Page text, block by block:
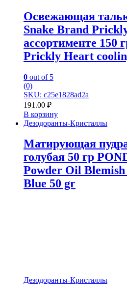
Освежающая
Snake Brand
ассортименте 150
Prickly Heart
0 out of 5
(0)
SKU: c25e1828ad2a
191.00 ₽
В корзину
Дезодоранты-Кристаллы
Матирующая
голубая 50 гр
Powder Oil
Blue 50 gr
Дезодоранты-Кристаллы